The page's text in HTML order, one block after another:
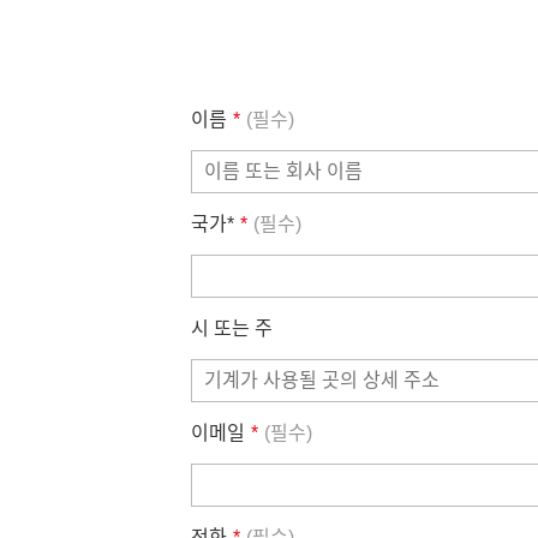
이름 * (필수)
국가* * (필수)
시 또는 주
이메일 * (필수)